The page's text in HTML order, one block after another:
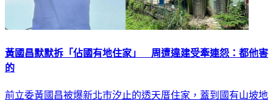
黃國昌默默拆「佔國有地住家」 周遭違建受牽連怨：都他害
的
前立委黃國昌被爆新北市汐止的透天厝住家，蓋到國有山坡地